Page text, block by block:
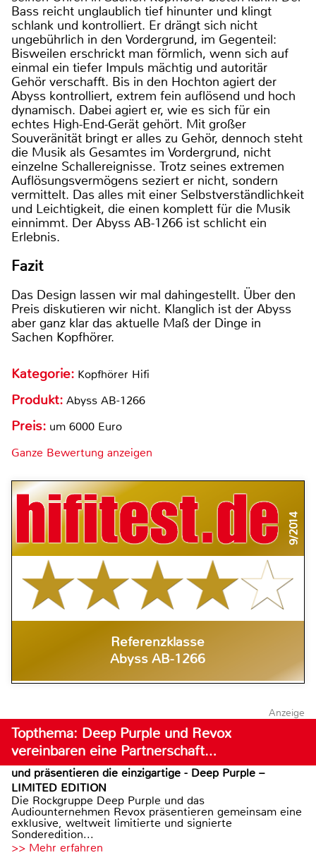
Bass reicht unglaublich tief hinunter und klingt
schlank und kontrolliert. Er drängt sich nicht
ungebührlich in den Vordergrund, im Gegenteil:
Bisweilen erschrickt man förmlich, wenn sich auf
einmal ein tiefer Impuls mächtig und autoritär
Gehör verschafft. Bis in den Hochton agiert der
Abyss kontrolliert, extrem fein auflösend und hoch
dynamisch. Dabei agiert er, wie es sich für ein
echtes High-End-Gerät gehört. Mit großer
Souveränität bringt er alles zu Gehör, dennoch steht
die Musik als Gesamtes im Vordergrund, nicht
einzelne Schallereignisse. Trotz seines extremen
Auflösungsvermögens seziert er nicht, sondern
vermittelt. Das alles mit einer Selbstverständlichkeit
und Leichtigkeit, die einen komplett für die Musik
einnimmt. Der Abyss AB-1266 ist schlicht ein
Erlebnis.
Fazit
Das Design lassen wir mal dahingestellt. Über den
Preis diskutieren wir nicht. Klanglich ist der Abyss
aber ganz klar das aktuelle Maß der Dinge in
Sachen Kopfhörer.
Kategorie: Kopfhörer Hifi
Produkt: Abyss AB-1266
Preis: um 6000 Euro
Ganze Bewertung anzeigen
9/2014
Referenzklasse
Abyss AB-1266
Anzeige
Topthema: Deep Purple und Revox
vereinbaren eine Partnerschaft…
und präsentieren die einzigartige - Deep Purple –
LIMITED EDITION
Die Rockgruppe Deep Purple und das
Audiounternehmen Revox präsentieren gemeinsam eine
exklusive, weltweit limitierte und signierte
Sonderedition...
>> Mehr erfahren